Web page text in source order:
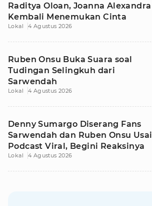
Raditya Oloan, Joanna Alexandra
Kembali Menemukan Cinta
Lokal 4 Agustus 2026
Ruben Onsu Buka Suara soal
Tudingan Selingkuh dari
Sarwendah
Lokal 4 Agustus 2026
Denny Sumargo Diserang Fans
Sarwendah dan Ruben Onsu Usai
Podcast Viral, Begini Reaksinya
Lokal 4 Agustus 2026